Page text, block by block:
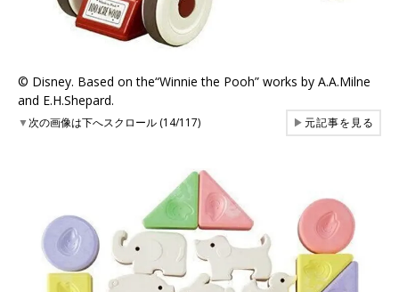
©︎ Disney. Based on the“Winnie the Pooh” works by A.A.Milne
and E.H.Shepard.
▼次の画像は下へスクロール (14/117) ▶元記事を見る